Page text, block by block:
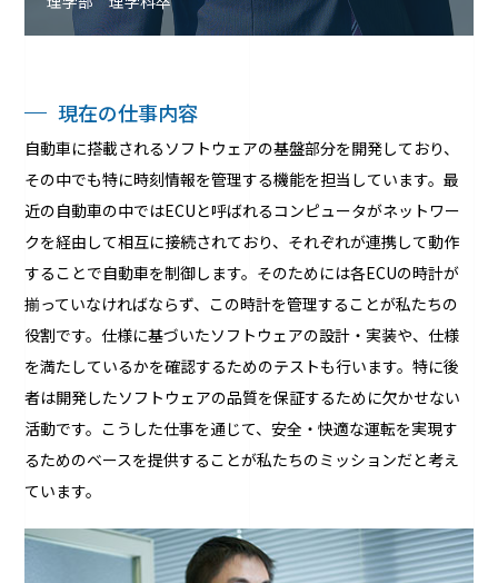
現在の仕事内容
自動車に搭載されるソフトウェアの基盤部分を開発しており、
その中でも特に時刻情報を管理する機能を担当しています。最
近の自動車の中ではECUと呼ばれるコンピュータがネットワー
クを経由して相互に接続されており、それぞれが連携して動作
することで自動車を制御します。そのためには各ECUの時計が
揃っていなければならず、この時計を管理することが私たちの
役割です。仕様に基づいたソフトウェアの設計・実装や、仕様
を満たしているかを確認するためのテストも行います。特に後
者は開発したソフトウェアの品質を保証するために欠かせない
活動です。こうした仕事を通じて、安全・快適な運転を実現す
るためのベースを提供することが私たちのミッションだと考え
ています。